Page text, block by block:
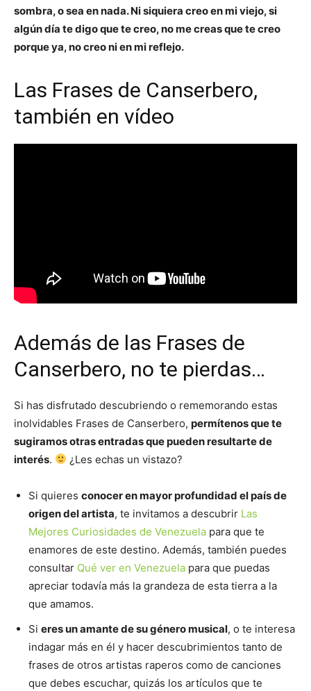
sombra, o sea en nada. Ni siquiera creo en mi viejo, si
algún día te digo que te creo, no me creas que te creo
porque ya, no creo ni en mi reflejo.
Las Frases de Canserbero,
también en vídeo
Además de las Frases de
Canserbero, no te pierdas…
Si has disfrutado descubriendo o rememorando estas
inolvidables Frases de Canserbero, permítenos que te
sugiramos otras entradas que pueden resultarte de
interés. ¿Les echas un vistazo?
Si quieres conocer en mayor profundidad el país de
origen del artista, te invitamos a descubrir Las
Mejores Curiosidades de Venezuela para que te
enamores de este destino. Además, también puedes
consultar Qué ver en Venezuela para que puedas
apreciar todavía más la grandeza de esta tierra a la
que amamos.
Si eres un amante de su género musical, o te interesa
indagar más en él y hacer descubrimientos tanto de
frases de otros artistas raperos como de canciones
que debes escuchar, quizás los artículos que te